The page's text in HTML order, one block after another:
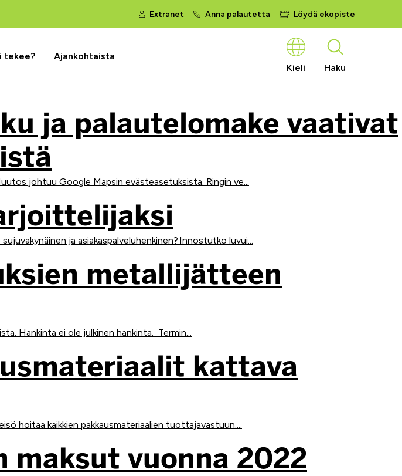
Extranet Anna palautetta Löydä ekopiste
tekee?
Ajankohtaista
Kieli
Haku
ja palautelomake vaativat
johtuu Google Mapsin evästeasetuksista. Ringin ve...
ja asiakaspalveluhenkinen? Innostutko luvui...
metallijätteen
Hankinta ei ole julkinen hankinta. Termin...
kattava
hoitaa kaikkien pakkausmateriaalien tuottajavastuun....
vuonna 2022